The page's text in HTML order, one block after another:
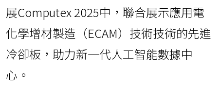
展Computex 2025中，聯合展示應用電
化學增材製造（ECAM）技術技術的先進
冷卻板，助力新一代人工智能數據中
心。